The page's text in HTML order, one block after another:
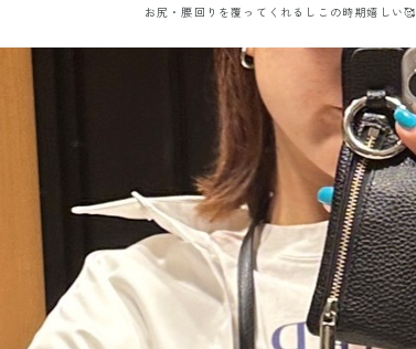
お尻・腰回りを覆ってくれるしこの時期嬉しい🥰